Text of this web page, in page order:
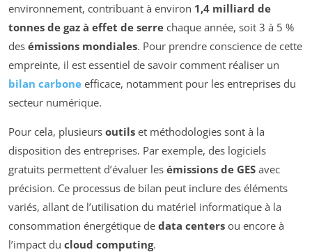
environnement, contribuant à environ 1,4 milliard de
tonnes de gaz à effet de serre chaque année, soit 3 à 5 %
des émissions mondiales. Pour prendre conscience de cette
empreinte, il est essentiel de savoir comment réaliser un
bilan carbone efficace, notamment pour les entreprises du
secteur numérique.
Pour cela, plusieurs outils et méthodologies sont à la
disposition des entreprises. Par exemple, des logiciels
gratuits permettent d’évaluer les émissions de GES avec
précision. Ce processus de bilan peut inclure des éléments
variés, allant de l’utilisation du matériel informatique à la
consommation énergétique de data centers ou encore à
l’impact du cloud computing.